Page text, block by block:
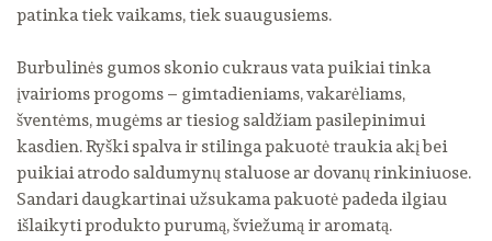
patinka tiek vaikams, tiek suaugusiems.
Burbulinės gumos skonio cukraus vata puikiai tinka
įvairioms progoms – gimtadieniams, vakarėliams,
šventėms, mugėms ar tiesiog saldžiam pasilepinimui
kasdien. Ryški spalva ir stilinga pakuotė traukia akį bei
puikiai atrodo saldumynų staluose ar dovanų rinkiniuose.
Sandari daugkartinai užsukama pakuotė padeda ilgiau
išlaikyti produkto purumą, šviežumą ir aromatą.